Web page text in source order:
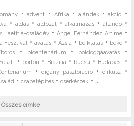
•advent • Afrika • ajándék•akció •
•áldás • áldozat•alkalmazás • állandó•
Laetitia-családév •Ángel Fernández Artime•
Fesztivál •avatás •Ázsia • beiktatás • béke •
• bicentenárium • boldoggáavatás•
• börtön • Brazília • búcsú • Budapest•
•cigány pasztoráció•cirkusz •
•csapatépítés •cserkészek • ...
Összes címke